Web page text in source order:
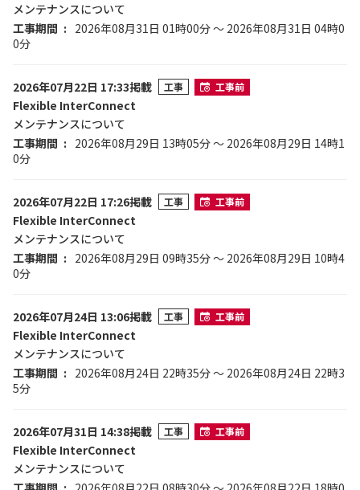
メンテナンスについて
工事期間
2026年08月31日 01時00分 ～ 2026年08月31日 04時0
0分
2026年07月22日 17:33掲載 工事 工事前
Flexible InterConnect
メンテナンスについて
工事期間
2026年08月29日 13時05分 ～ 2026年08月29日 14時1
0分
2026年07月22日 17:26掲載 工事 工事前
Flexible InterConnect
メンテナンスについて
工事期間
2026年08月29日 09時35分 ～ 2026年08月29日 10時4
0分
2026年07月24日 13:06掲載 工事 工事前
Flexible InterConnect
メンテナンスについて
工事期間
2026年08月24日 22時35分 ～ 2026年08月24日 22時3
5分
2026年07月31日 14:38掲載 工事 工事前
Flexible InterConnect
メンテナンスについて